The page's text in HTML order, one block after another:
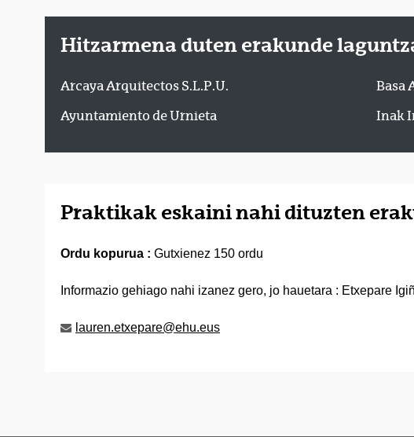
Hitzarmena duten erakunde
Arcaya Arquitectos S.L.P.U.
Ayuntamiento de Urnieta
Basa
Inak
Praktikak eskaini nahi dituzten
Ordu kopurua : Gutxienez 150 ordu
Informazio gehiago nahi izanez gero, jo hauetara : Etxepare
lauren.etxepare@ehu.eus